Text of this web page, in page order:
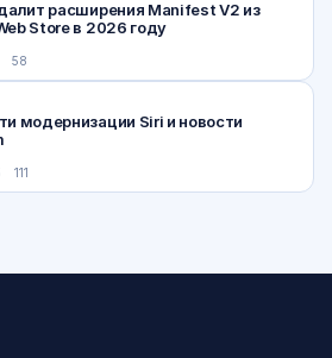
расширения Manifest V2 из
Store в 2026 году
58
модернизации Siri и новости
111